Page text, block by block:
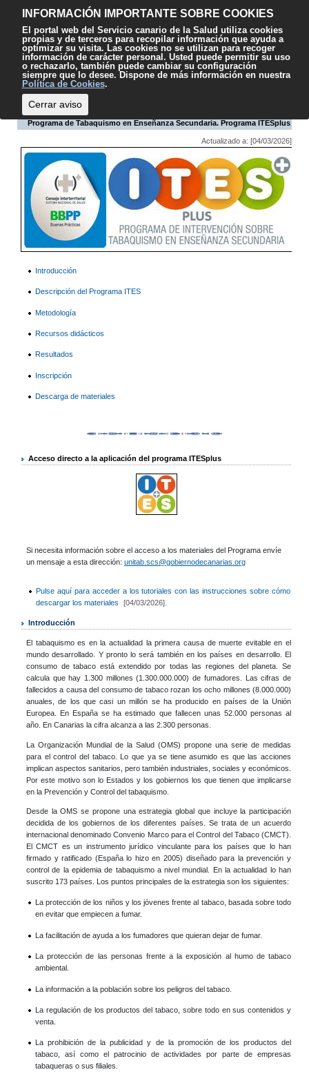
Contenido Accesibilidad Mapa web Contacto Sugerencias
SCS
Escuchar
INFORMACIÓN IMPORTANTE SOBRE COOKIES
El portal web del Servicio canario de la Salud utiliza cookies
propias y de terceros para recopilar información que ayuda a
optimizar su visita. Las cookies no se utilizan para recoger
información de carácter personal. Usted puede permitir su uso
o rechazarlo, también puede cambiar su configuración
siempre que lo desee. Dispone de más información en nuestra
Política de Cookies.
Cerrar aviso
Programa de Tabaquismo en Enseñanza Secundaria. Programa ITESplus
Actualizado a: [04/03/2026]
Introducción
Descripción del Programa ITES
Metodología
Recursos didácticos
Resultados
Inscripción
Descarga de materiales
Acceso directo a la aplicación del programa ITESplus
Si necesita información sobre el acceso a los materiales del Programa envíe
un mensaje a esta dirección: unitab.scs@gobiernodecanarias.org
Pulse aquí para acceder a los tutoriales con las instrucciones sobre cómo
descargar los materiales
[04/03/2026].
Introducción
El tabaquismo es en la actualidad la primera causa de muerte evitable en el
mundo desarrollado. Y pronto lo será también en los países en desarrollo. El
consumo de tabaco está extendido por todas las regiones del planeta. Se
calcula que hay 1.300 millones (1.300.000.000) de fumadores. Las cifras de
fallecidos a causa del consumo de tabaco rozan los ocho millones (8.000.000)
anuales, de los que casi un millón se ha producido en países de la Unión
Europea. En España se ha estimado que fallecen unas 52.000 personas al
año. En Canarias la cifra alcanza a las 2.300 personas.
La Organización Mundial de la Salud (OMS) propone una serie de medidas
para el control del tabaco. Lo que ya se tiene asumido es que las acciones
implican aspectos sanitarios, pero también industriales, sociales y económicos.
Por este motivo son lo Estados y los gobiernos los que tienen que implicarse
en la Prevención y Control del tabaquismo.
Desde la OMS se propone una estrategia global que incluye la participación
decidida de los gobiernos de los diferentes países. Se trata de un acuerdo
internacional denominado Convenio Marco para el Control del Tabaco (CMCT).
El CMCT es un instrumento jurídico vinculante para los países que lo han
firmado y ratificado (España lo hizo en 2005) diseñado para la prevención y
control de la epidemia de tabaquismo a nivel mundial. En la actualidad lo han
suscrito 173 países. Los puntos principales de la estrategia son los siguientes:
La protección de los niños y los jóvenes frente al tabaco, basada sobre todo
en evitar que empiecen a fumar.
La facilitación de ayuda a los fumadores que quieran dejar de fumar.
La protección de las personas frente a la exposición al humo de tabaco
ambiental.
La información a la población sobre los peligros del tabaco.
La regulación de los productos del tabaco, sobre todo en sus contenidos y
venta.
La prohibición de la publicidad y de la promoción de los productos del
tabaco, así como el patrocinio de actividades por parte de empresas
tabaqueras o sus filiales.